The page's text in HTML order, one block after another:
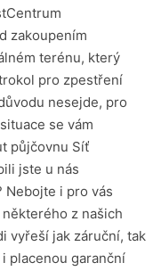
zakoupením
terénu, který
pro zpestření
nesejde, pro
se vám
půjčovnu Síť
jste u nás
Nebojte i pro vás
z našich
vyřeší jak záruční, tak
placenou garanční